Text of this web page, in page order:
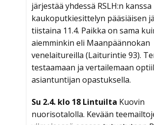
järjestää yhdessä RSLH:n
kaukoputkiesittelyn pääsiäisen
tiistaina 11.4. Paikka on sama
aiemminkin eli Maanpäännokan
venelaitureilla (Laiturintie 93).
testaamaan ja vertailemaan
asiantuntijan opastuksella.
Su 2.4. klo 18 Lintuilta Kuovin
nuorisotalolla. Kevään